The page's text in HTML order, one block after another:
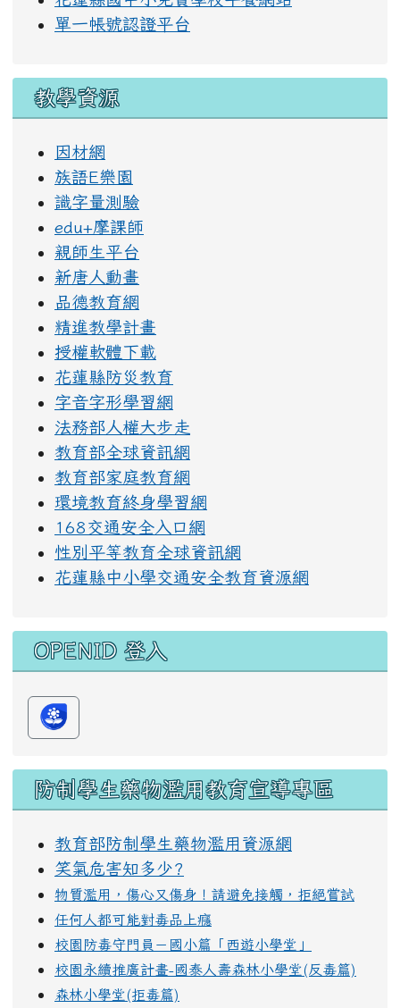
單一帳號認證平台
教學資源
因材網
族語E樂園
識字量測驗
edu+摩課師
親師生平台
新唐人動畫
品德教育網
精進教學計畫
授權軟體下載
花蓮縣防災教育
字音字形學習網
法務部人權大步走
教育部全球資訊網
教育部家庭教育網
環境教育終身學習網
168交通安全入口網
性別平等教育全球資訊網
花蓮縣中小學交通安全教育資源網
OPENID 登入
防制學生藥物濫用教育宣導專區
教育部防制學生藥物濫用資源網
笑氣危害知多少?
物質濫用，傷心又傷身！請避免接觸，拒絕嘗試
任何人都可能對毒品上癮
校園防毒守門員－國小篇「西遊小學堂」
校園永續推廣計畫-國泰人壽森林小學堂(反毒篇)
森林小學堂(拒毒篇)